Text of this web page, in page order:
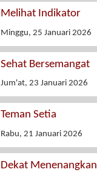
Melihat Indikator
Minggu, 25 Januari 2026
Sehat Bersemangat
Jum'at, 23 Januari 2026
Teman Setia
Rabu, 21 Januari 2026
Dekat Menenangkan